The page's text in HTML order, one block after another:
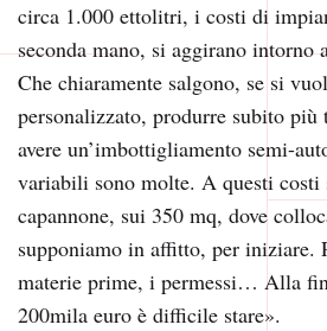
circa 1.000 ettolitri, i costi di
seconda mano, si aggirano intorno
Che chiaramente salgono, se si
personalizzato, produrre subito
avere un’imbottigliamento semi-
variabili sono molte. A questi costi
capannone, sui 350 mq, dove
supponiamo in affitto, per iniziare.
materie prime, i permessi… Alla
200mila euro è difficile stare».